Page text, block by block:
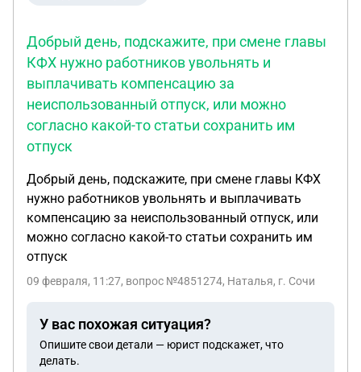
Добрый день, подскажите, при смене главы
КФХ нужно работников увольнять и
выплачивать компенсацию за
неиспользованный отпуск, или можно
согласно какой-то статьи сохранить им
отпуск
Добрый день, подскажите, при смене главы КФХ
нужно работников увольнять и выплачивать
компенсацию за неиспользованный отпуск, или
можно согласно какой-то статьи сохранить им
отпуск
09 февраля, 11:27, вопрос №4851274, Наталья, г. Сочи
У вас похожая ситуация?
Опишите свои детали — юрист подскажет, что
делать.